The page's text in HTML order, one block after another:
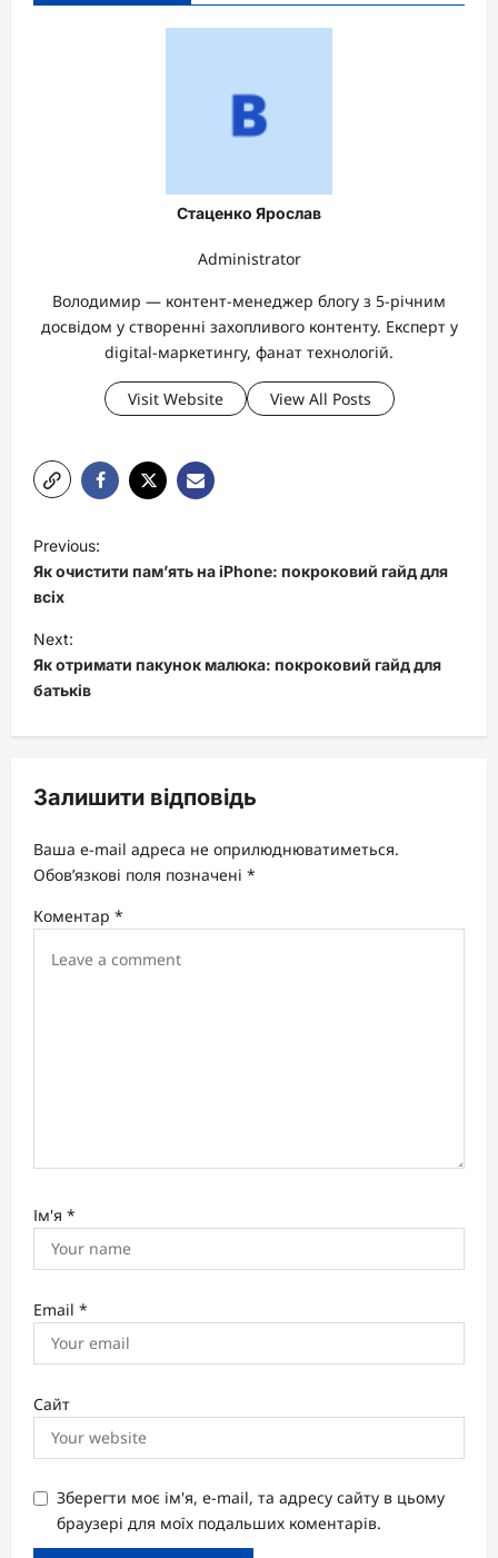
Стаценко Ярослав
Administrator
Володимир — контент-менеджер блогу з 5-річним
досвідом у створенні захопливого контенту. Експерт у
digital-маркетингу, фанат технологій.
Visit Website View All Posts
o
s
t
n
a
v
g
a
t
i
Previous:
Як очистити пам’ять на iPhone: покроковий гайд для
всіх
Next:
Як отримати пакунок малюка: покроковий гайд для
батьків
Залишити відповідь
Ваша e-mail адреса не оприлюднюватиметься.
Обов’язкові поля позначені *
Коментар *
Ім'я *
Email *
Сайт
Зберегти моє ім'я, e-mail, та адресу сайту в цьому
браузері для моїх подальших коментарів.